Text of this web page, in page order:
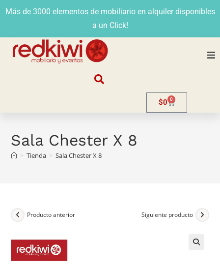
Más de 3000 elementos de mobiliario en alquiler disponibles
a un Click!
Contacto
$0 0
Sala Chester X 8
> Tienda > Sala Chester X 8
Producto anterior Siguiente producto